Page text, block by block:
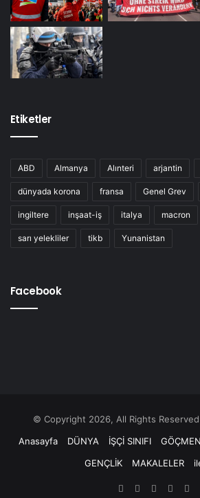
Etiketler
ABD Almanya Alınteri arjantin
dünyada korona fransa Genel Grev
ingiltere inşaat-iş italya macron
sarı yelekliler tikb Yunanistan
Facebook
© Copyright 2026, All Rights
Anasayfa
DÜNYA İŞÇİ SINIFI
GENÇLİK
MAKALELER